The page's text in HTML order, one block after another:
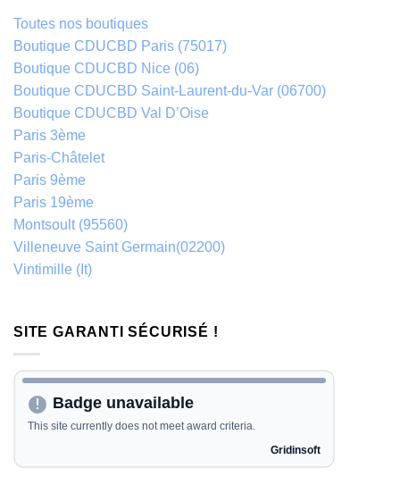
Toutes nos boutiques
Boutique CDUCBD Paris (75017)
Boutique CDUCBD Nice (06)
Boutique CDUCBD Saint-Laurent-du-Var (06700)
Boutique CDUCBD Val D’Oise
Paris 3ème
Paris-Châtelet
Paris 9ème
Paris 19ème
Montsoult (95560)
Villeneuve Saint Germain(02200)
Vintimille (It)
SITE GARANTI SÉCURISÉ !